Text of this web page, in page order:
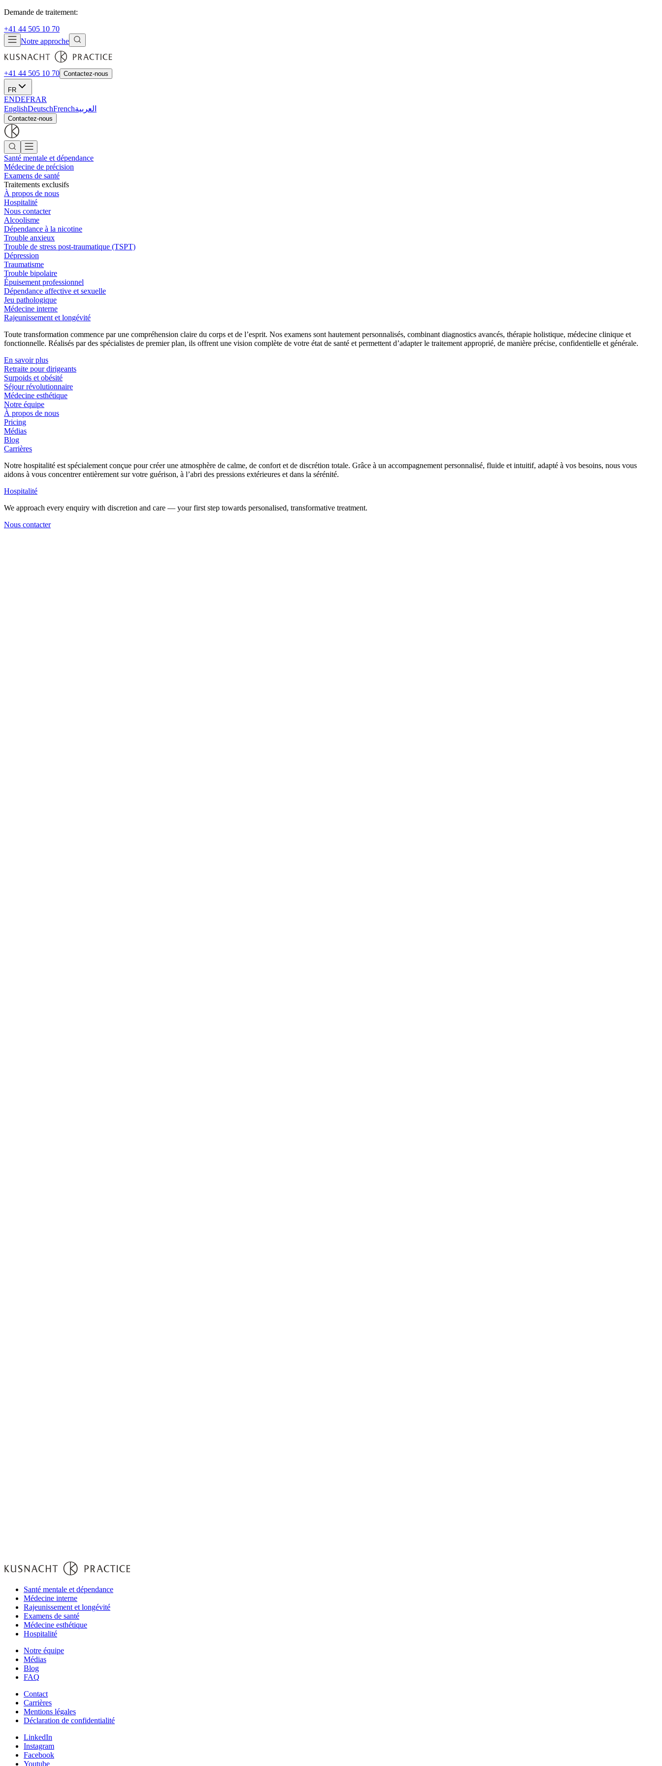
Demande de traitement:
+41 44 505 10 70
Notre approche
+41 44 505 10 70 Contactez-nous
FR
ENDEFRAR
EnglishDeutschFrenchالعربية
Contactez-nous
Santé mentale et dépendance
Médecine de précision
Examens de santé
Traitements exclusifs
À propos de nous
Hospitalité
Nous contacter
Alcoolisme
Dépendance à la nicotine
Trouble anxieux
Trouble de stress post-traumatique (TSPT)
Dépression
Traumatisme
Trouble bipolaire
Épuisement professionnel
Dépendance affective et sexuelle
Jeu pathologique
Médecine interne
Rajeunissement et longévité
Toute transformation commence par une compréhension claire du corps et de l’esprit. Nos examens sont hautement personnalisés, combinant diagnostics avancés, thérapie holistique, médecine clinique et
fonctionnelle. Réalisés par des spécialistes de premier plan, ils offrent une vision complète de votre état de santé et permettent d’adapter le traitement approprié, de manière précise, confidentielle et générale.
En savoir plus
Retraite pour dirigeants
Surpoids et obésité
Séjour révolutionnaire
Médecine esthétique
Notre équipe
À propos de nous
Pricing
Médias
Blog
Carrières
Notre hospitalité est spécialement conçue pour créer une atmosphère de calme, de confort et de discrétion totale. Grâce à un accompagnement personnalisé, fluide et intuitif, adapté à vos besoins, nous vous
aidons à vous concentrer entièrement sur votre guérison, à l’abri des pressions extérieures et dans la sérénité.
Hospitalité
We approach every enquiry with discretion and care — your first step towards personalised, transformative treatment.
Nous contacter
Santé mentale et dépendance
Médecine interne
Rajeunissement et longévité
Examens de santé
Médecine esthétique
Hospitalité
Notre équipe‌
Médias
Blog
FAQ
Contact
Carrières
Mentions légales
Déclaration de confidentialité
LinkedIn
Instagram
Facebook
Youtube